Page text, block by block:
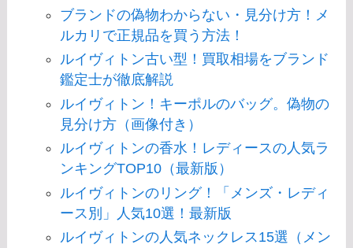
ブランドの偽物わからない・見分け方！メ
ルカリで正規品を買う方法！
ルイヴィトン古い型！買取相場をブランド
鑑定士が徹底解説
ルイヴィトン！キーポルのバッグ。偽物の
見分け方（画像付き）
ルイヴィトンの香水！レディースの人気ラ
ンキングTOP10（最新版）
ルイヴィトンのリング！「メンズ・レディ
ース別」人気10選！最新版
ルイヴィトンの人気ネックレス15選（メン